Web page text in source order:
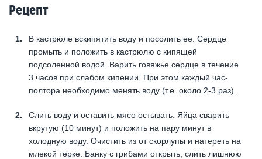
Рецепт
В кастрюле вскипятить воду и посолить ее. Сердце
промыть и положить в кастрюлю с кипящей
подсоленной водой. Варить говяжье сердце в течение
3 часов при слабом кипении. При этом каждый час-
полтора необходимо менять воду (т.е. около 2-3 раз).
Слить воду и оставить мясо остывать. Яйца сварить
вкрутую (10 минут) и положить на пару минут в
холодную воду. Очистить из от скорлупы и натереть на
млекой терке. Банку с грибами открыть, слить лишнюю